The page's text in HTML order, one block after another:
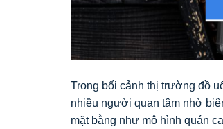
Trong bối cảnh thị trường đồ
nhiều người quan tâm nhờ
mặt bằng như mô hình quán